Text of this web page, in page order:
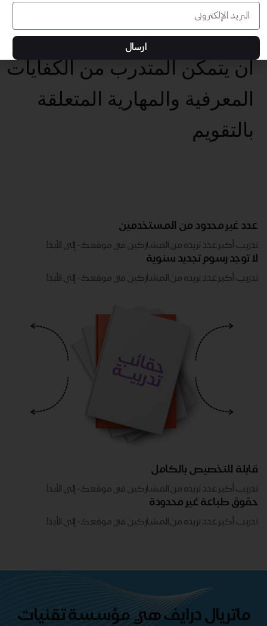
بتهيئة بيئات تعلم تفاعلية
وداعمة للمتعلم
أن يتمكن المتدرب من الكفايات
المعرفية والمهارية المتعلقة
بالتقويم
عدد غير محدود من المستخدمين
تدريب أكبر عدد تريده من المشاركين في موقعك - ​​إلى الأبد!
لا توجد رسوم تجديد سنوية
تدريب أكبر عدد تريده من المشاركين في موقعك - ​​إلى الأبد!
قابلة للتخصيص بالكامل
تدريب أكبر عدد تريده من المشاركين في موقعك - ​​إلى الأبد!
حقوق طباعة غير محدودة
تدريب أكبر عدد تريده من المشاركين في موقعك - ​​إلى الأبد!
ماتريال درايف هي مؤسسة تقنيات
ارسال